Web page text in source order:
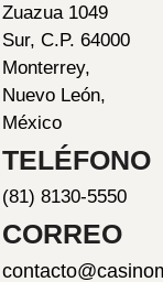
Zuazua 1049
Sur, C.P. 64000
Monterrey,
Nuevo León,
México
TELÉFONO
(81) 8130-5550
CORREO